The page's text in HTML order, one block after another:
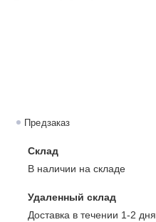
Предзаказ
Склад
В наличии на складе
Удаленный склад
Доставка в течении 1-2 дня